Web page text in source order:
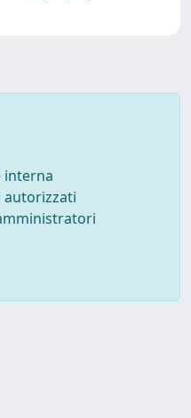
interna